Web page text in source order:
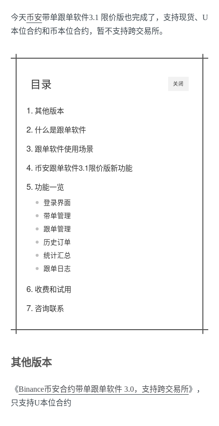
今天币安带单跟单软件3.1 限价版也完成了，支持现货、U
本位合约和币本位合约，暂不支持跨交易所。
关闭
目录
其他版本
什么是跟单软件
跟单软件使用场景
币安跟单软件3.1限价版新功能
功能一览
登录界面
带单管理
跟单管理
历史订单
统计汇总
跟单日志
收费和试用
咨询联系
其他版本
《Binance币安合约带单跟单软件 3.0，支持跨交易所》，
只支持U本位合约